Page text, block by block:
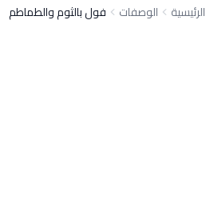
الرئيسية الوصفات فول بالثوم والطماطم